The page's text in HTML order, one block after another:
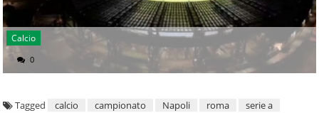
Calcio
0
Tagged calcio campionato Napoli roma
serie a